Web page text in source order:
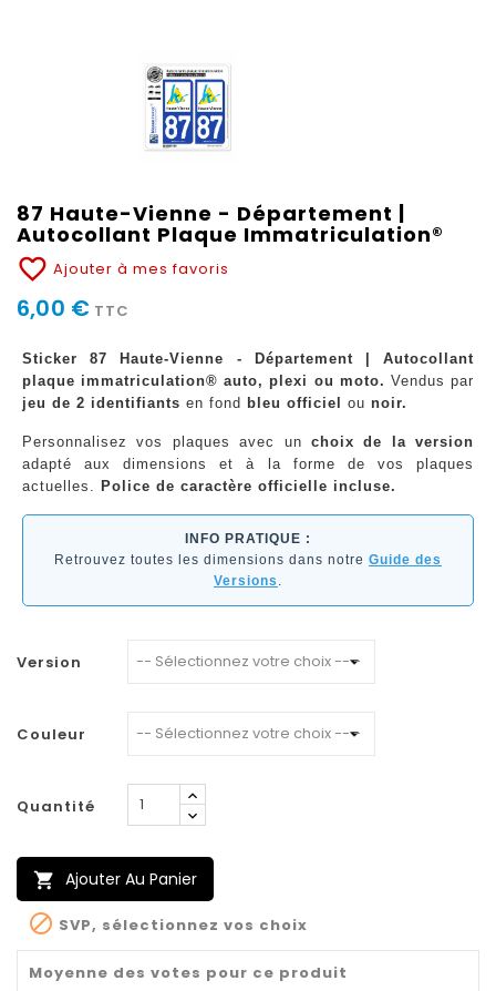
87 Haute-Vienne - Département |
Autocollant Plaque Immatriculation®
favorite_border Ajouter à mes favoris
6,00 € TTC
Sticker 87 Haute-Vienne - Département | Autocollant
plaque immatriculation® auto, plexi ou moto. Vendus par
jeu de 2 identifiants en fond bleu officiel ou noir.
Personnalisez vos plaques avec un choix de la version
adapté aux dimensions et à la forme de vos plaques
actuelles. Police de caractère officielle incluse.
INFO PRATIQUE :
Retrouvez toutes les dimensions dans notre Guide des
Versions .
Version
Couleur
Quantité
 Ajouter Au Panier
 SVP, sélectionnez vos choix
Moyenne des votes pour ce produit